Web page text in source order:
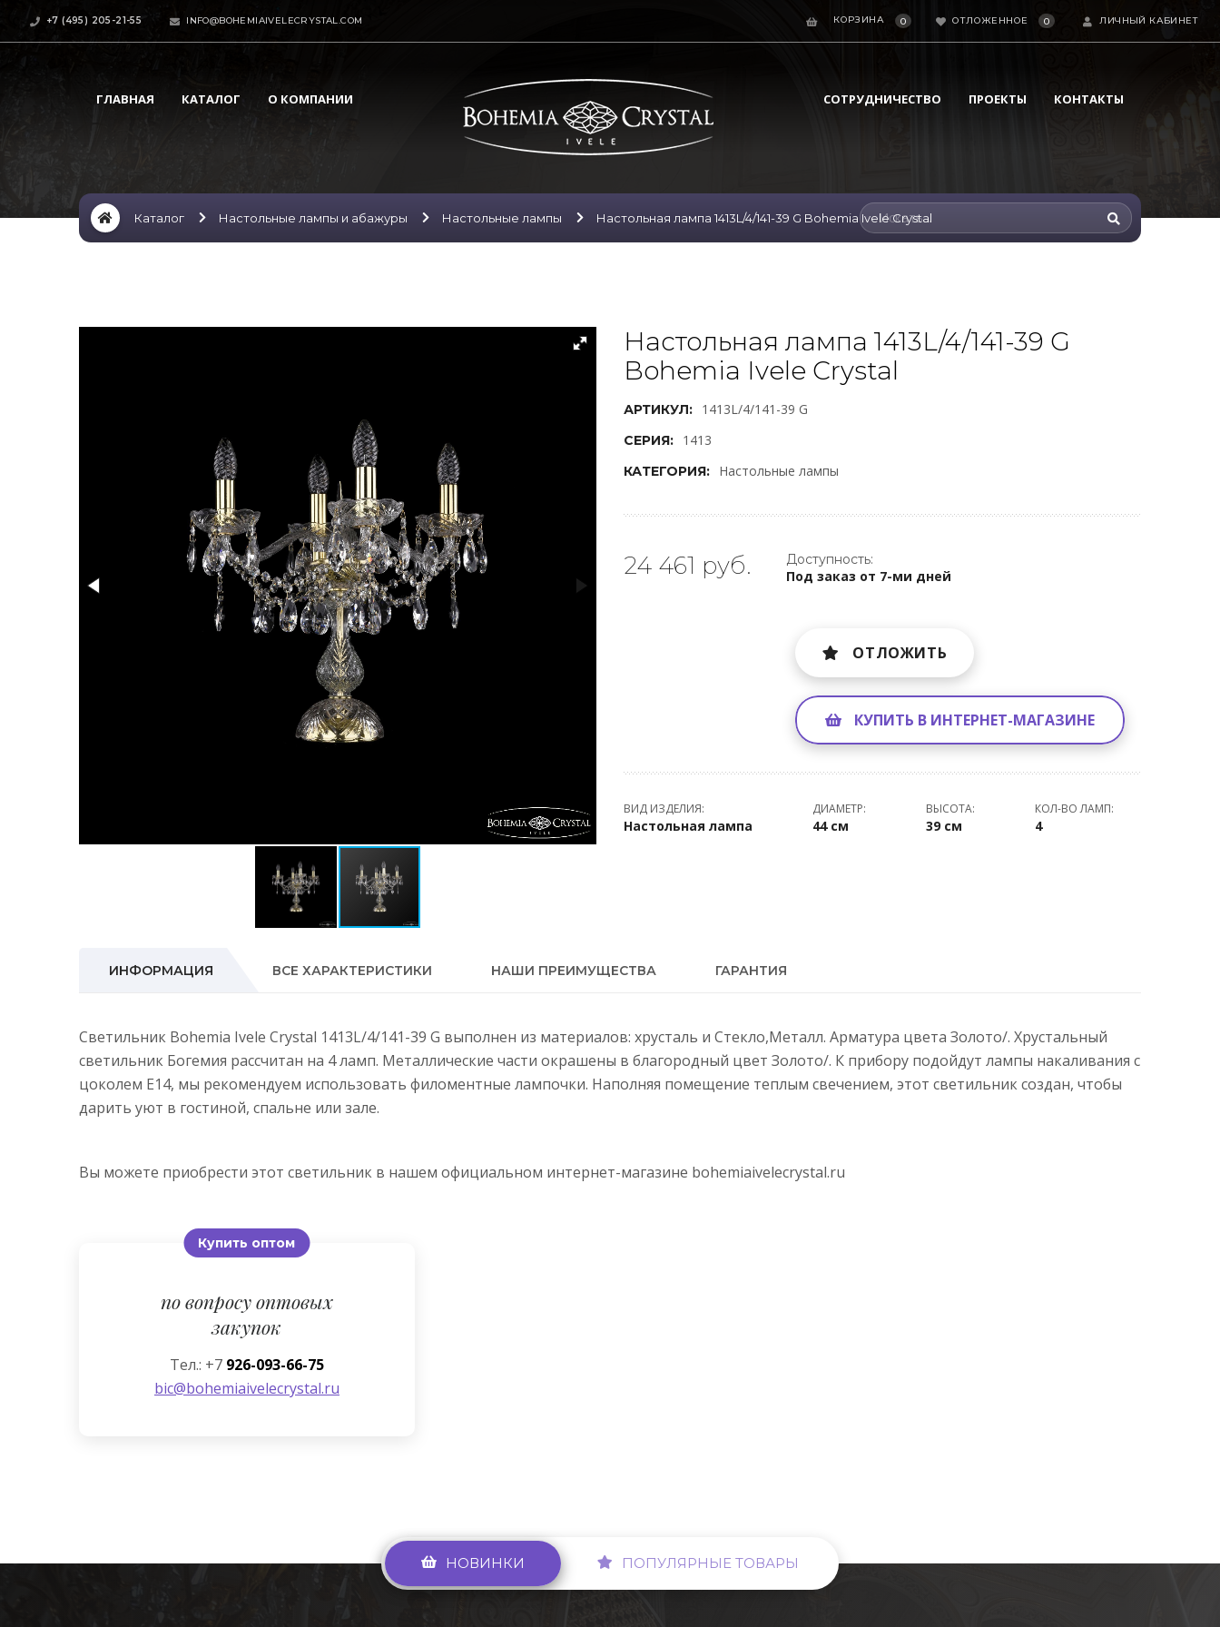
+7 (495) 205-21-55 INFO@BOHEMIAIVELECRYSTAL.COM КОРЗИНА 0 ОТЛОЖЕННОЕ 0 ЛИЧНЫЙ КАБИНЕТ
ГЛАВНАЯ КАТАЛОГ О КОМПАНИИ СОТРУДНИЧЕСТВО ПРОЕКТЫ КОНТАКТЫ
Каталог Настольные лампы и абажуры Настольные лампы Настольная лампа 1413L/4/141-39 G Bohemia Ivele Crystal
Настольная лампа 1413L/4/141-39 G
Bohemia Ivele Crystal
АРТИКУЛ: 1413L/4/141-39 G
СЕРИЯ: 1413
КАТЕГОРИЯ: Настольные лампы
24 461 руб. Доступность:
Под заказ от 7-ми дней
ОТЛОЖИТЬ
КУПИТЬ В ИНТЕРНЕТ-МАГАЗИНЕ
ВИД ИЗДЕЛИЯ:
Настольная лампа
ДИАМЕТР:
44 см
ВЫСОТА:
39 см
КОЛ-ВО ЛАМП:
4
ИНФОРМАЦИЯ ВСЕ ХАРАКТЕРИСТИКИ НАШИ ПРЕИМУЩЕСТВА ГАРАНТИЯ
Светильник Bohemia Ivele Crystal 1413L/4/141-39 G выполнен из материалов: хрусталь и Стекло,Металл. Арматура цвета Золото/. Хрустальный
светильник Богемия рассчитан на 4 ламп. Металлические части окрашены в благородный цвет Золото/. К прибору подойдут лампы накаливания с
цоколем E14, мы рекомендуем использовать филоментные лампочки. Наполняя помещение теплым свечением, этот светильник создан, чтобы
дарить уют в гостиной, спальне или зале.
Вы можете приобрести этот светильник в нашем официальном интернет-магазине bohemiaivelecrystal.ru
Купить оптом
по вопросу оптовых
закупок
Тел.: +7 926-093-66-75
bic@bohemiaivelecrystal.ru
НОВИНКИ ПОПУЛЯРНЫЕ ТОВАРЫ